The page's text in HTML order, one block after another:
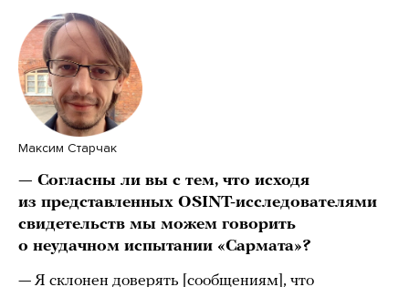
Максим Старчак
— Согласны ли вы с тем, что исходя
из представленных OSINT-исследователями
свидетельств мы можем говорить
о неудачном испытании «Сармата»?
— Я склонен доверять [сообщениям], что